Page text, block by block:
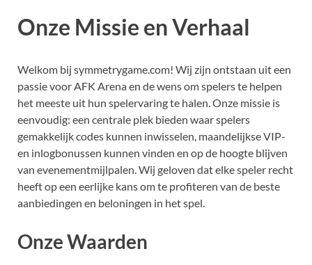
Onze Missie en Verhaal
Welkom bij symmetrygame.com! Wij zijn ontstaan uit een
passie voor AFK Arena en de wens om spelers te helpen
het meeste uit hun spelervaring te halen. Onze missie is
eenvoudig: een centrale plek bieden waar spelers
gemakkelijk codes kunnen inwisselen, maandelijkse VIP-
en inlogbonussen kunnen vinden en op de hoogte blijven
van evenementmijlpalen. Wij geloven dat elke speler recht
heeft op een eerlijke kans om te profiteren van de beste
aanbiedingen en beloningen in het spel.
Onze Waarden